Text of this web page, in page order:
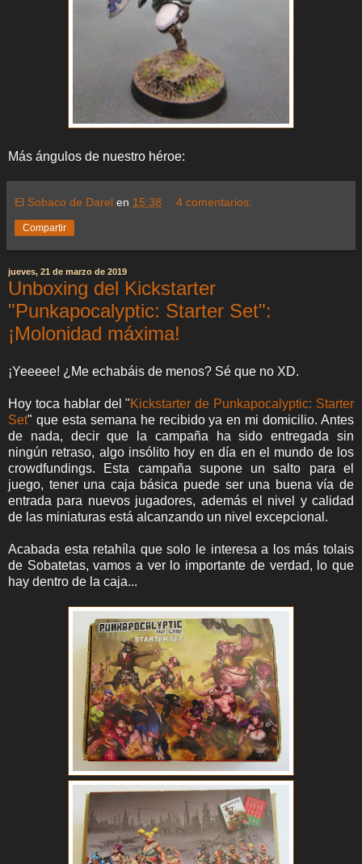
Más ángulos de nuestro héroe:
El Sobaco de Darel en 15:38 4 comentarios:
Compartir
jueves, 21 de marzo de 2019
Unboxing del Kickstarter
"Punkapocalyptic: Starter Set":
¡Molonidad máxima!
¡Yeeeee! ¿Me echabáis de menos? Sé que no XD.
Hoy toca hablar del "Kickstarter de Punkapocalyptic: Starter
Set" que esta semana he recibido ya en mi domicilio. Antes
de nada, decir que la campaña ha sido entregada sin
ningún retraso, algo insólito hoy en día en el mundo de los
crowdfundings. Esta campaña supone un salto para el
juego, tener una caja básica puede ser una buena vía de
entrada para nuevos jugadores, además el nivel y calidad
de las miniaturas está alcanzando un nivel excepcional.
Acabada esta retahíla que solo le interesa a los más tolais
de Sobatetas, vamos a ver lo importante de verdad, lo que
hay dentro de la caja...